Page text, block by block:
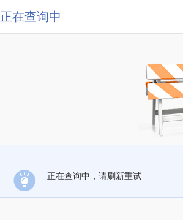
正在查询中
正在查询中，请刷新重试